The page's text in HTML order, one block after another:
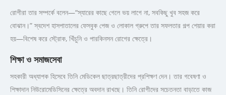
রোগীরা তার সম্পর্কে বলেন—“স্যারের কাছে গেলে ভয় লাগে না, সবকিছু খুব সহজ করে
বোঝান।” স্বদেশ হাসপাতালের ফেসবুক পেজ ও লোকাল গ্রুপে তার সফলতার গল্প শেয়ার করা
হয়—বিশেষ করে স্ট্রোক, খিঁচুনি ও পারকিনসন রোগের ক্ষেত্রে।
শিক্ষা ও সমাজসেবা
সহকারী অধ্যাপক হিসেবে তিনি মেডিকেল ছাত্রছাত্রীদের প্রশিক্ষণ দেন। তার গবেষণা ও
শিক্ষাদান নিউরোমেডিসিনের ক্ষেত্রে অবদান রাখছে। তিনি রোগীদের সচেতনতা বাড়াতে কাজ